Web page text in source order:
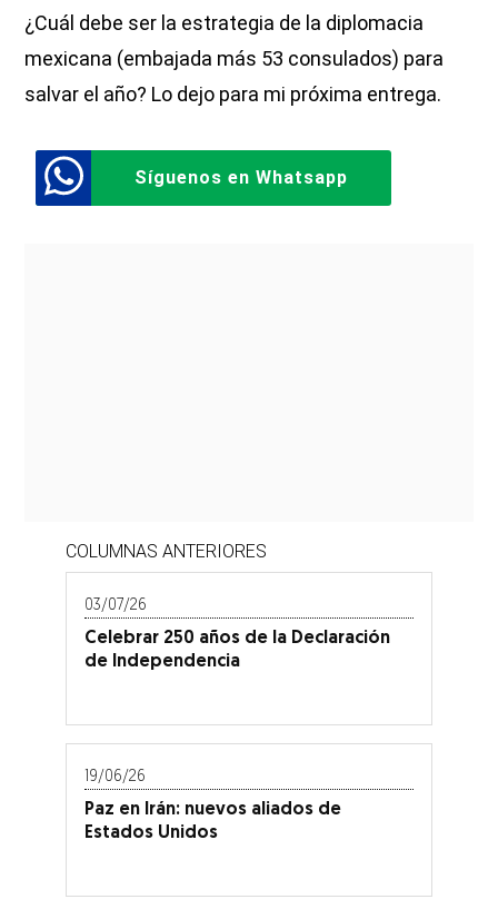
¿Cuál debe ser la estrategia de la diplomacia
mexicana (embajada más 53 consulados) para
salvar el año? Lo dejo para mi próxima entrega.
Síguenos en Whatsapp
COLUMNAS ANTERIORES
03/07/26
Celebrar 250 años de la Declaración
de Independencia
19/06/26
Paz en Irán: nuevos aliados de
Estados Unidos